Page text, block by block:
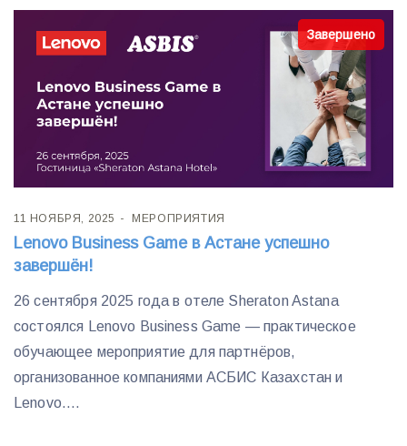
Завершено
11 НОЯБРЯ, 2025 МЕРОПРИЯТИЯ
Lenovo Business Game в Астане успешно
завершён!
26 сентября 2025 года в отеле Sheraton Astana
состоялся Lenovo Business Game — практическое
обучающее мероприятие для партнёров,
организованное компаниями АСБИС Казахстан и
Lenovo....